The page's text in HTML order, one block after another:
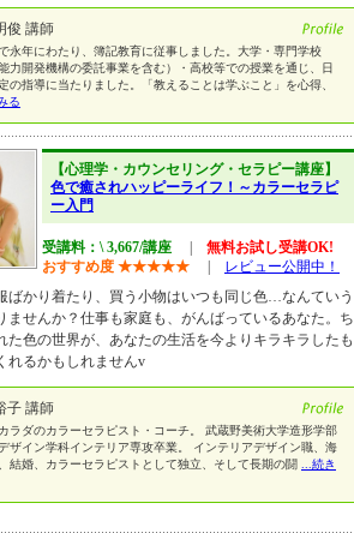
講師
永年にわたり、簿記教育に従事しました。大学・専門学校
能力開発機構の委託事業を含む）・高校等での授業を通じ、日
の指導に当たりました。「教えることは学ぶこと」を心得、
る
【心理学・カウンセリング・セラピー講座】
色で癒されハッピーライフ！～カラーセラピ
ー入門
受講料：\ 3,667/講座
無料お試し受講OK!
おすすめ度 ★★★★★
レビュー公開中！
ばかり着たり、買う小物はいつも同じ色…なんていう
ませんか？仕事も家庭も、がんばっているあなた。ち
た色の世界が、あなたの生活を今よりキラキラしたも
れるかもしれませんv
講師
ラダのカラーセラピスト・コーチ。 武蔵野美術大学造形学部
ザイン学科インテリア専攻卒業。 インテリアデザイン職、海
結婚、カラーセラピストとして独立、そして長期の闘
...続き